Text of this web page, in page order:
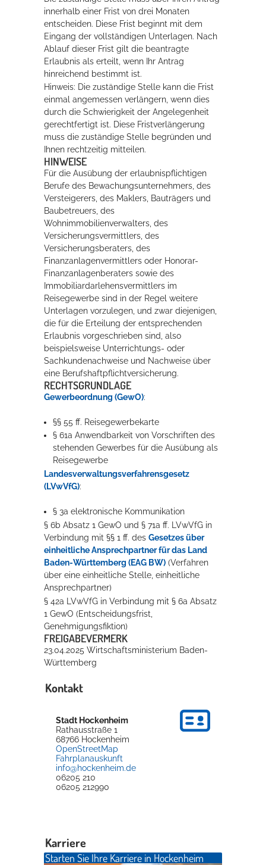
innerhalb einer Frist von drei Monaten
entscheiden. Diese Frist beginnt mit dem
Eingang der vollständigen Unterlagen. Nach
Ablauf dieser Frist gilt die beantragte
Erlaubnis als erteilt, wenn Ihr Antrag
hinreichend bestimmt ist.
Hinweis: Die zuständige Stelle kann die Frist
einmal angemessen verlängern, wenn dies
durch die Schwierigkeit der Angelegenheit
gerechtfertigt ist. Diese Fristverlängerung
muss die zuständige Stelle begründen und
Ihnen rechtzeitig mitteilen.
HINWEISE
Für die Ausübung der erlaubnispflichtigen
Berufe des Bewachungsunternehmers, des
Versteigerers, des Maklers, Bauträgers und
Baubetreuers, des
Wohnimmobilienverwalters, des
Versicherungsvermittlers, des
Versicherungsberaters, des
Finanzanlagenvermittlers oder Honorar-
Finanzanlagenberaters sowie des
Immobiliardarlehensvermittlers im
Reisegewerbe sind in der Regel weitere
Unterlagen vorzulegen, und zwar diejenigen,
die für die Erteilung der entsprechenden
Erlaubnis vorgeschrieben sind, also
beispielsweise Unterrichtungs- oder
Sachkundenachweise und Nachweise über
eine Berufshaftpflichtversicherung.
RECHTSGRUNDLAGE
Gewerbeordnung (GewO):
§§ 55 ff. Reisegewerbekarte
§ 61a Anwendbarkeit von Vorschriften des
stehenden Gewerbes für die Ausübung als
Reisegewerbe
Landesverwaltungsverfahrensgesetz
(LVwVfG):
§ 3a elektronische Kommunikation
§ 6b Absatz 1 GewO und § 71a ff. LVwVfG in
Verbindung mit §§ 1 ff. des Gesetzes über
einheitliche Ansprechpartner für das Land
Baden-Württemberg (EAG BW) (Verfahren
über eine einheitliche Stelle, einheitliche
Ansprechpartner)
§ 42a LVwVfG in Verbindung mit § 6a Absatz
1 GewO (Entscheidungsfrist,
Genehmigungsfiktion)
FREIGABEVERMERK
23.04.2025 Wirtschaftsministerium Baden-
Württemberg
Kontakt
Stadt Hockenheim
Rathausstraße 1
68766 Hockenheim
OpenStreetMap
Fahrplanauskunft
info@hockenheim.de
06205 210
06205 212990
Karriere
Starten Sie Ihre Karriere in Hockenheim